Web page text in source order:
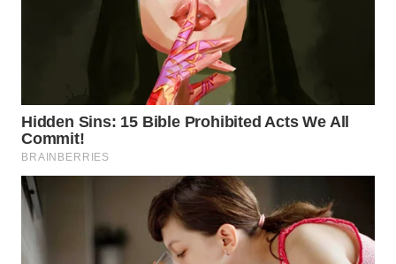
WN
TEBING
TINGGI
PAKPAK